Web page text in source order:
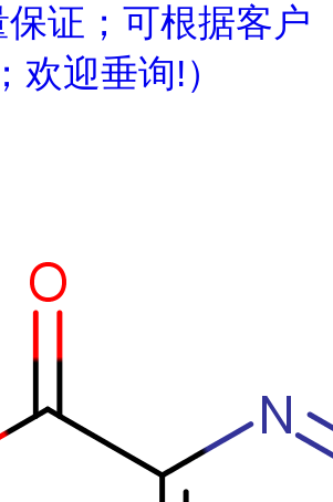
证；可根据客户
欢迎垂询!）